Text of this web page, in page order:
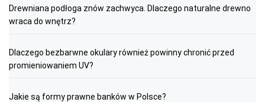
Drewniana podłoga znów zachwyca. Dlaczego naturalne drewno
wraca do wnętrz?
Dlaczego bezbarwne okulary również powinny chronić przed
promieniowaniem UV?
Jakie są formy prawne banków w Polsce?